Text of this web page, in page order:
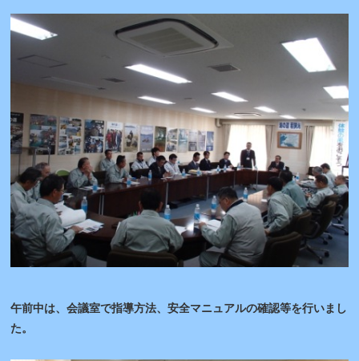
午前中は、会議室で指導方法、安全マニュアルの確認等を行いまし
た。